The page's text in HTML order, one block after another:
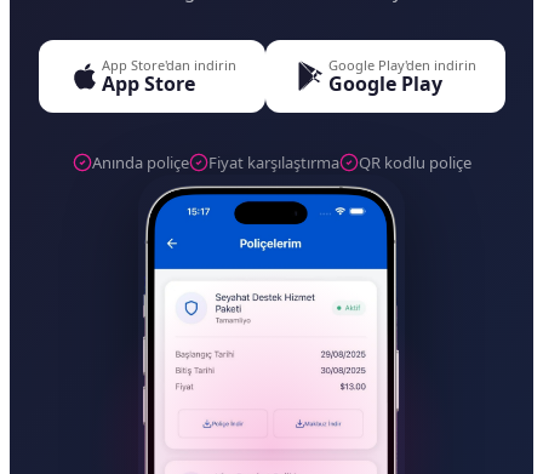
App Store'dan indirin
App Store
Google Play'den indirin
Google Play
Anında poliçe Fiyat karşılaştırma QR kodlu poliçe